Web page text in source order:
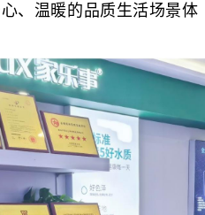
、温暖的品质生活场景体